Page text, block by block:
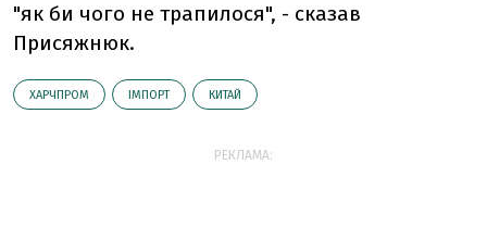
"як би чого не трапилося", - сказав
Присяжнюк.
ХАРЧПРОМ ІМПОРТ КИТАЙ
РЕКЛАМА: